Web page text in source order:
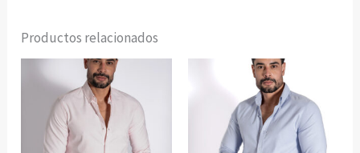
Productos relacionados